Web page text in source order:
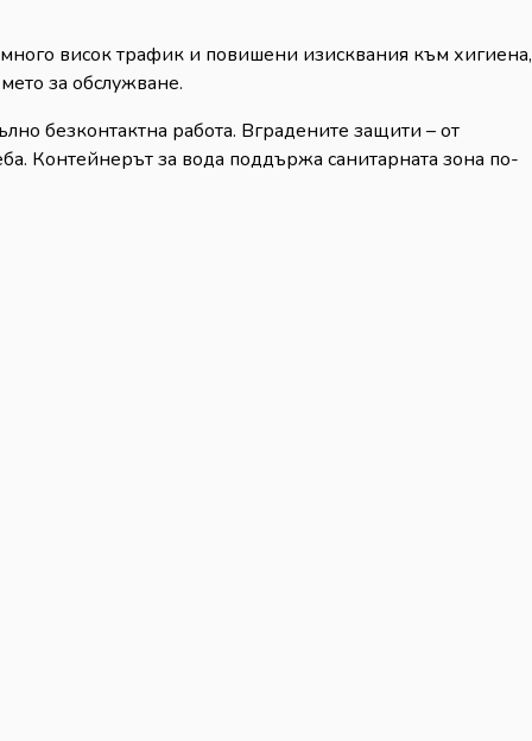
висок трафик и повишени изисквания към хигиена,
за обслужване.
безконтактна работа. Вградените защити – от
Контейнерът за вода поддържа санитарната зона по-